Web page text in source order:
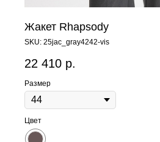
Жакет Rhapsody
SKU: 25jac_gray4242-vis
22 410 р.
Размер
Цвет